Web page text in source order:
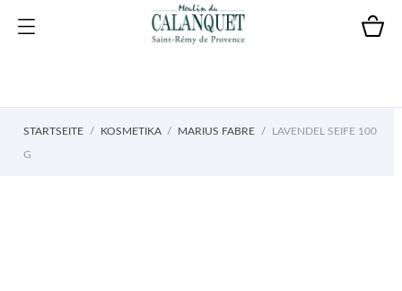
STARTSEITE KOSMETIKA MARIUS FABRE LAVENDEL SEIFE 100
G